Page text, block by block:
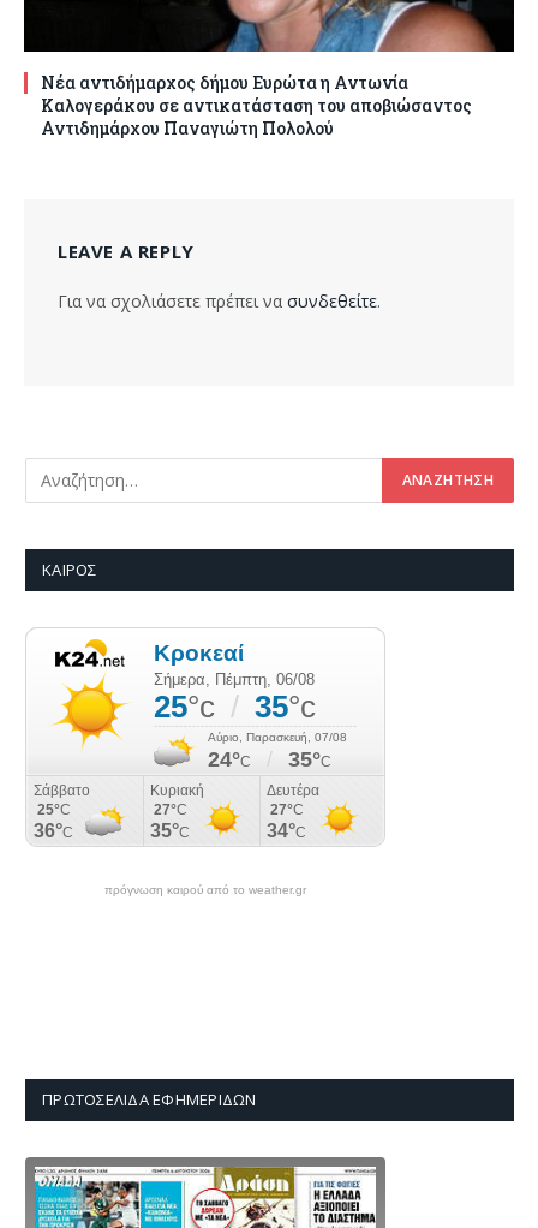
Νέα αντιδήμαρχος δήμου Ευρώτα η Αντωνία
Καλογεράκου σε αντικατάσταση του αποβιώσαντος
Αντιδημάρχου Παναγιώτη Πολολού
LEAVE A REPLY
Για να σχολιάσετε πρέπει να συνδεθείτε.
ΚΑΙΡΌΣ
πρόγνωση καιρού από το weather.gr
ΠΡΩΤΟΣΈΛΙΔΑ ΕΦΗΜΕΡΊΔΩΝ